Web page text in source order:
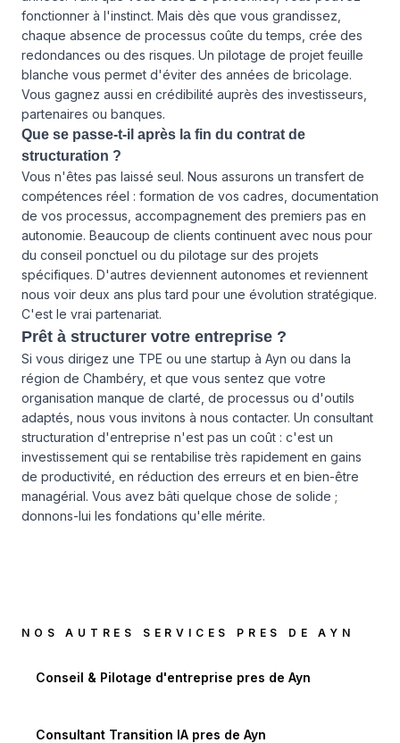
fonctionner à l'instinct. Mais dès que vous grandissez,
chaque absence de processus coûte du temps, crée des
redondances ou des risques. Un pilotage de projet feuille
blanche vous permet d'éviter des années de bricolage.
Vous gagnez aussi en crédibilité auprès des investisseurs,
partenaires ou banques.
Que se passe-t-il après la fin du contrat de
structuration ?
Vous n'êtes pas laissé seul. Nous assurons un transfert de
compétences réel : formation de vos cadres, documentation
de vos processus, accompagnement des premiers pas en
autonomie. Beaucoup de clients continuent avec nous pour
du conseil ponctuel ou du pilotage sur des projets
spécifiques. D'autres deviennent autonomes et reviennent
nous voir deux ans plus tard pour une évolution stratégique.
C'est le vrai partenariat.
Prêt à structurer votre entreprise ?
Si vous dirigez une TPE ou une startup à Ayn ou dans la
région de Chambéry, et que vous sentez que votre
organisation manque de clarté, de processus ou d'outils
adaptés, nous vous invitons à nous contacter. Un consultant
structuration d'entreprise n'est pas un coût : c'est un
investissement qui se rentabilise très rapidement en gains
de productivité, en réduction des erreurs et en bien-être
managérial. Vous avez bâti quelque chose de solide ;
donnons-lui les fondations qu'elle mérite.
NOS AUTRES SERVICES PRES DEAYN
Conseil & Pilotage d'entreprise pres de Ayn
Consultant Transition IA pres de Ayn